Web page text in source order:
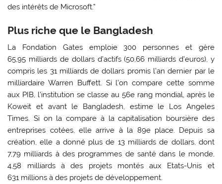
des intérêts de Microsoft.”
Plus riche que le Bangladesh
La Fondation Gates emploie 300 personnes et gère
65,95 milliards de dollars d’actifs (50,66 milliards d’euros), y
compris les 31 milliards de dollars promis l’an dernier par le
milliardaire Warren Buffett. Si l’on compare cette somme
aux PIB, l’institution se classe au 56e rang mondial, après le
Koweït et avant le Bangladesh, estime le Los Angeles
Times. Si on la compare à la capitalisation boursière des
entreprises cotées, elle arrive à la 89e place. Depuis sa
création, elle a donné plus de 13 milliards de dollars, dont
7,79 milliards à des programmes de santé dans le monde,
4,58 milliards à des projets montés aux Etats-Unis et
631 millions à des projets de développement.